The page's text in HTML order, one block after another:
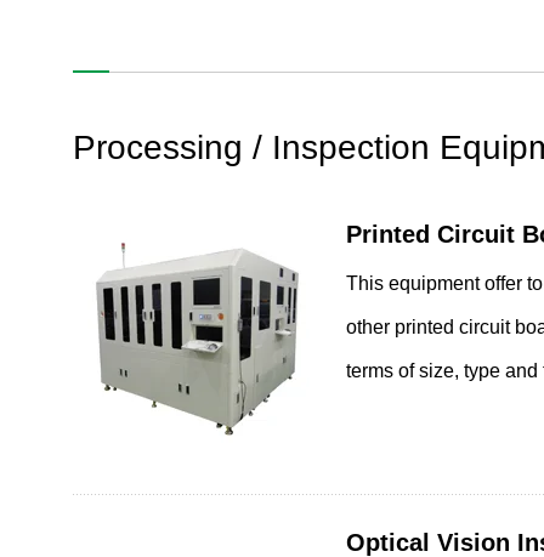
Processing / Inspection
Printed Circuit
This equipment offer
other printed circuit
terms of size, type
Optical Vision